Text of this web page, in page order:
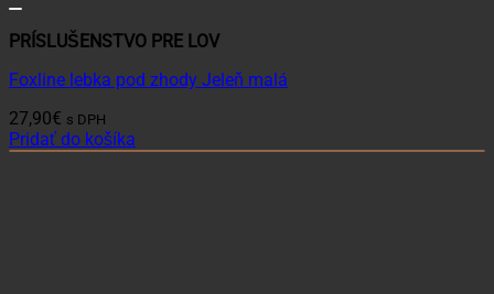
PRÍSLUŠENSTVO PRE LOV
Foxline lebka pod zhody Jeleň malá
27,90€ s DPH
Pridať do košíka